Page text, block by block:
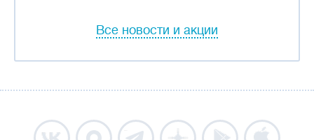
Все новости и акции